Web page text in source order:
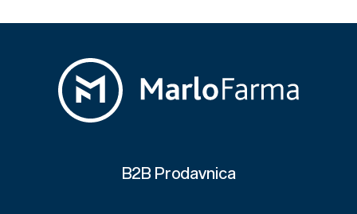
B2B Prodavnica